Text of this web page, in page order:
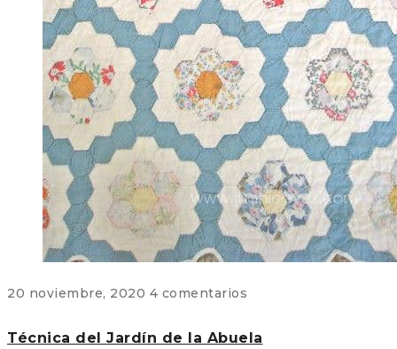
20 noviembre, 2020 4 comentarios
Técnica del Jardín de la Abuela